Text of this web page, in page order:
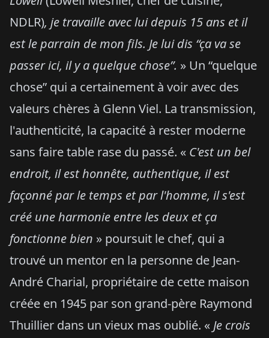
NDLR), je travaille avec lui depuis 15 ans et il
est le parrain de mon fils. Je lui dis “ça va se
passer ici, il y a quelque chose”. » Un “quelque
chose” qui a certainement à voir avec des
valeurs chères à Glenn Viel. La transmission,
l'authenticité, la capacité à rester moderne
sans faire table rase du passé. « C'est un bel
endroit, il est honnête, authentique, il est
façonné par le temps et par l'homme, il s'est
créé une harmonie entre les deux et ça
fonctionne bien » poursuit le chef, qui a
trouvé un mentor en la personne de Jean-
André Charial, propriétaire de cette maison
créée en 1945 par son grand-père Raymond
Thuillier dans un vieux mas oublié. « Je crois